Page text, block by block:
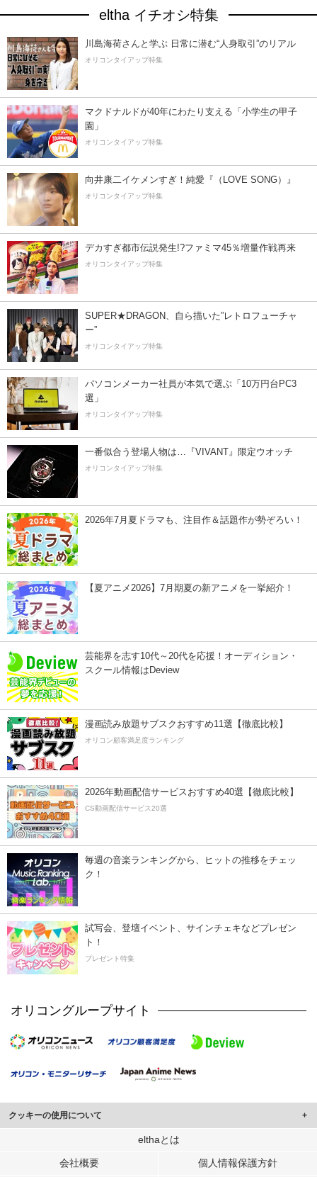
eltha イチオシ特集
川島海荷さんと学ぶ 日常に潜む“人身取引”のリアル
オリコンタイアップ特集
マクドナルドが40年にわたり支える「小学生の甲子
園」
オリコンタイアップ特集
向井康二イケメンすぎ！純愛『（LOVE SONG）』
オリコンタイアップ特集
デカすぎ都市伝説発生!?ファミマ45％増量作戦再来
オリコンタイアップ特集
SUPER★DRAGON、自ら描いた”レトロフューチャ
ー”
オリコンタイアップ特集
パソコンメーカー社員が本気で選ぶ「10万円台PC3
選」
オリコンタイアップ特集
一番似合う登場人物は…『VIVANT』限定ウオッチ
オリコンタイアップ特集
2026年7月夏ドラマも、注目作＆話題作が勢ぞろい！
【夏アニメ2026】7月期夏の新アニメを一挙紹介！
芸能界を志す10代～20代を応援！オーディション・
スクール情報はDeview
漫画読み放題サブスクおすすめ11選【徹底比較】
オリコン顧客満足度ランキング
2026年動画配信サービスおすすめ40選【徹底比較】
CS動画配信サービス20選
毎週の音楽ランキングから、ヒットの推移をチェッ
ク！
試写会、登壇イベント、サインチェキなどプレゼン
ト！
プレゼント特集
オリコングループサイト
クッキーの使用について
このサイトでは Cookie を使用して、ユーザーに合わせたコンテンツや広告の
行っています。
elthaとは
会社概要 個人情報保護方針